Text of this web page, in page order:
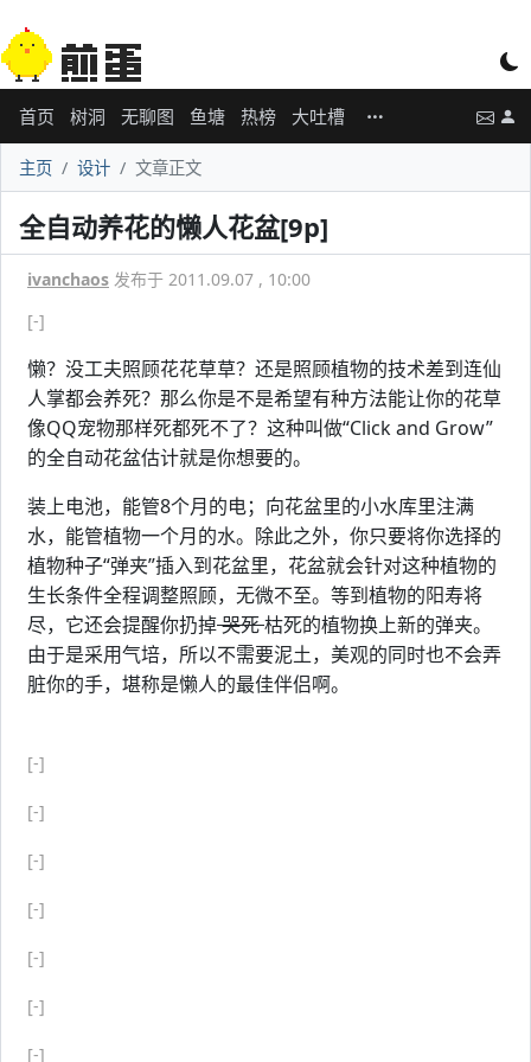
首页 树洞 无聊图 鱼塘 热榜 大吐槽
主页 设计 文章正文
全自动养花的懒人花盆[9p]
ivanchaos 发布于 2011.09.07 , 10:00
[-]
懒？没工夫照顾花花草草？还是照顾植物的技术差到连仙
人掌都会养死？那么你是不是希望有种方法能让你的花草
像QQ宠物那样死都死不了？这种叫做“Click and Grow”
的全自动花盆估计就是你想要的。
装上电池，能管8个月的电；向花盆里的小水库里注满
水，能管植物一个月的水。除此之外，你只要将你选择的
植物种子“弹夹”插入到花盆里，花盆就会针对这种植物的
生长条件全程调整照顾，无微不至。等到植物的阳寿将
尽，它还会提醒你扔掉哭死枯死的植物换上新的弹夹。
由于是采用气培，所以不需要泥土，美观的同时也不会弄
脏你的手，堪称是懒人的最佳伴侣啊。
[-]
[-]
[-]
[-]
[-]
[-]
[-]